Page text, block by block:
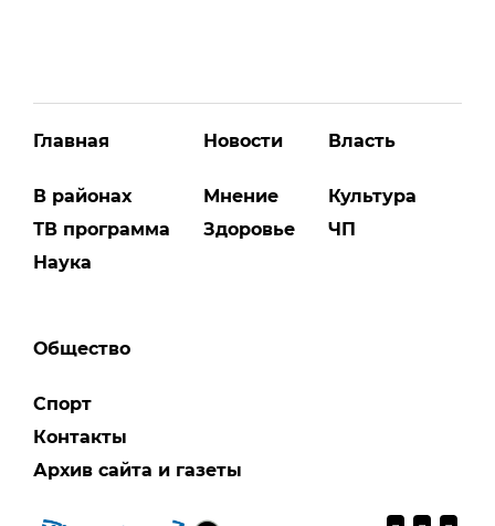
Главная
В районах
ТВ программа
Наука
Новости
Мнение
Здоровье
Власть
Культура
ЧП
Общество
Спорт
Контакты
Архив сайта и газеты